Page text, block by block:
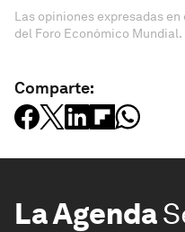
Las opiniones expresadas
del Foro Económico Mundial.
Comparte:
La Agenda